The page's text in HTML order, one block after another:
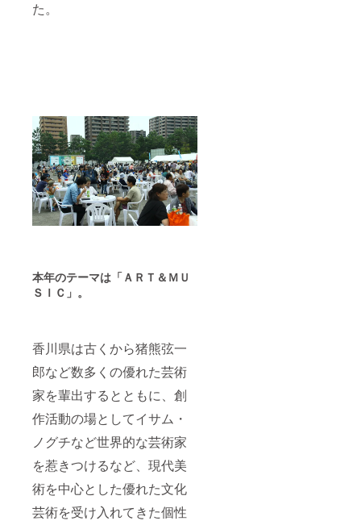
た。
本年のテーマは「ＡＲＴ＆ＭＵ
ＳＩＣ」。
香川県は古くから猪熊弦一
郎など数多くの優れた芸術
家を輩出するとともに、創
作活動の場としてイサム・
ノグチなど世界的な芸術家
を惹きつけるなど、現代美
術を中心とした優れた文化
芸術を受け入れてきた個性